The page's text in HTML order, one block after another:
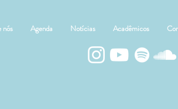
nós Agenda Notícias Acadêmicos